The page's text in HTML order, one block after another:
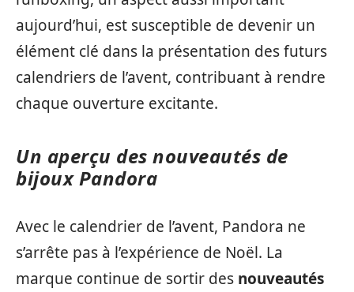
aujourd’hui, est susceptible de devenir un
élément clé dans la présentation des futurs
calendriers de l’avent, contribuant à rendre
chaque ouverture excitante.
Un aperçu des nouveautés de
bijoux Pandora
Avec le calendrier de l’avent, Pandora ne
s’arrête pas à l’expérience de Noël. La
marque continue de sortir des nouveautés